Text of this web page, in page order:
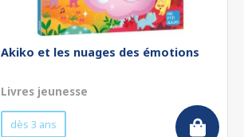
Akiko et les nuages des émotions
Livres jeunesse
dès 3 ans